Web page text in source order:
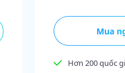
Mua
Hơn 200 quốc